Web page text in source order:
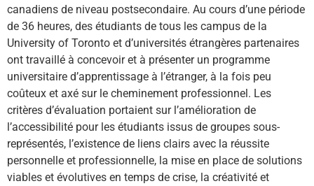
canadiens de niveau postsecondaire. Au cours d’une période
de 36 heures, des étudiants de tous les campus de la
University of Toronto et d’universités étrangères partenaires
ont travaillé à concevoir et à présenter un programme
universitaire d’apprentissage à l’étranger, à la fois peu
coûteux et axé sur le cheminement professionnel. Les
critères d’évaluation portaient sur l’amélioration de
l’accessibilité pour les étudiants issus de groupes sous-
représentés, l’existence de liens clairs avec la réussite
personnelle et professionnelle, la mise en place de solutions
viables et évolutives en temps de crise, la créativité et